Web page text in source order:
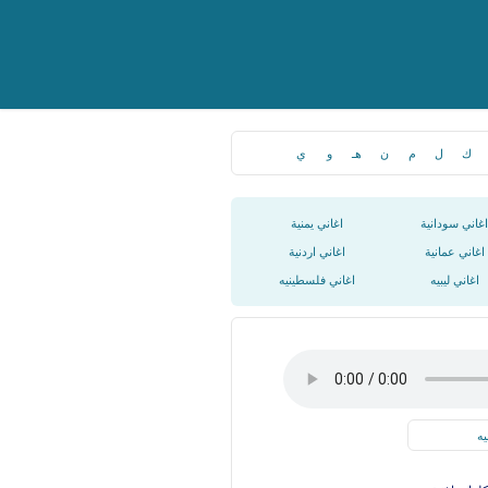
ك ل م ن هـ و ي
اغاني سودانية اغاني يمنية
اغاني عمانية اغاني اردنية
اغاني ليبيه اغاني فلسطينيه